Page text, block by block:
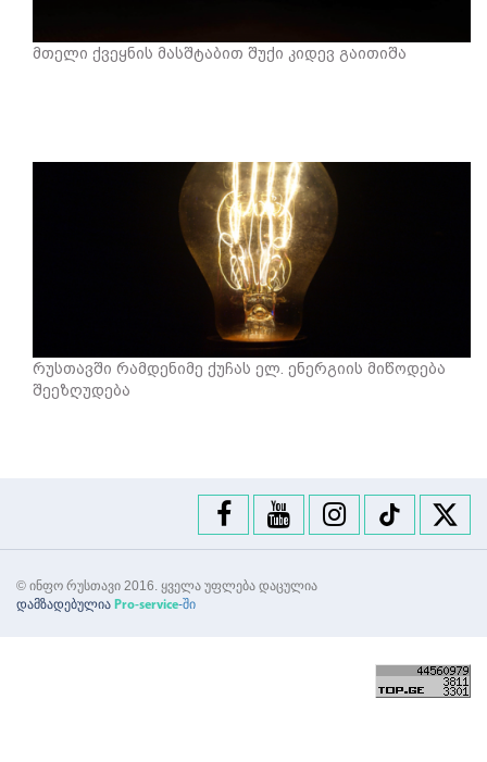
მთელი ქვეყნის მასშტაბით შუქი კიდევ გაითიშა
რუსთავში რამდენიმე ქუჩას ელ. ენერგიის მიწოდება
შეეზღუდება
© ინფო რუსთავი 2016. ყველა უფლება დაცულია
დამზადებულია Pro-service-ში